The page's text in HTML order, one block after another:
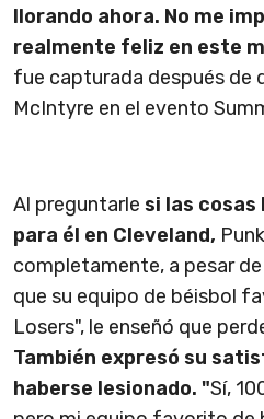
llorando ahora. No me
realmente feliz en este
fue capturada después de
McIntyre en el evento
Al preguntarle si las cosas
para él en Cleveland,
completamente, a pesar
que su equipo de béisbol
Losers", le enseñó que
También expresó su
haberse lesionado. "Sí,